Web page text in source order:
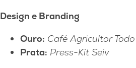
Design e Branding
Ouro: Café Agricultor
Prata: Press-Kit Seiv